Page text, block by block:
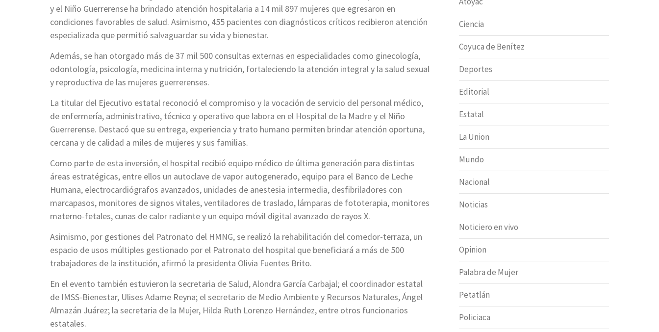
y el Niño Guerrerense ha brindado atención hospitalaria a 14 mil 897 mujeres que egresaron en
condiciones favorables de salud. Asimismo, 455 pacientes con diagnósticos críticos recibieron atención
especializada que permitió salvaguardar su vida y bienestar.
Además, se han otorgado más de 37 mil 500 consultas externas en especialidades como ginecología,
odontología, psicología, medicina interna y nutrición, fortaleciendo la atención integral y la salud sexual
y reproductiva de las mujeres guerrerenses.
La titular del Ejecutivo estatal reconoció el compromiso y la vocación de servicio del personal médico,
de enfermería, administrativo, técnico y operativo que labora en el Hospital de la Madre y el Niño
Guerrerense. Destacó que su entrega, experiencia y trato humano permiten brindar atención oportuna,
cercana y de calidad a miles de mujeres y sus familias.
Como parte de esta inversión, el hospital recibió equipo médico de última generación para distintas
áreas estratégicas, entre ellos un autoclave de vapor autogenerado, equipo para el Banco de Leche
Humana, electrocardiógrafos avanzados, unidades de anestesia intermedia, desfibriladores con
marcapasos, monitores de signos vitales, ventiladores de traslado, lámparas de fototerapia, monitores
materno-fetales, cunas de calor radiante y un equipo móvil digital avanzado de rayos X.
Asimismo, por gestiones del Patronato del HMNG, se realizó la rehabilitación del comedor-terraza, un
espacio de usos múltiples gestionado por el Patronato del hospital que beneficiará a más de 500
trabajadores de la institución, afirmó la presidenta Olivia Fuentes Brito.
En el evento también estuvieron la secretaria de Salud, Alondra García Carbajal; el coordinador estatal
de IMSS-Bienestar, Ulises Adame Reyna; el secretario de Medio Ambiente y Recursos Naturales, Ángel
Almazán Juárez; la secretaria de la Mujer, Hilda Ruth Lorenzo Hernández, entre otros funcionarios
estatales.
Ciencia
Coyuca de Benítez
Deportes
Editorial
Estatal
La Union
Mundo
Nacional
Noticias
Noticiero en vivo
Opinion
Palabra de Mujer
Petatlán
Policiaca